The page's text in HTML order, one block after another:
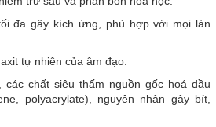
đa gây kích ứng, phù hợp với mọi làn
tự nhiên của âm đạo.
các chất siêu thấm nguồn gốc hoá dầu
polyacrylate), nguyên nhân gây bít,